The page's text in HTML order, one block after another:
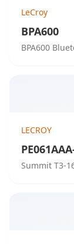
LeCroy
BPA600
BPA600
LECROY
Summit T3-